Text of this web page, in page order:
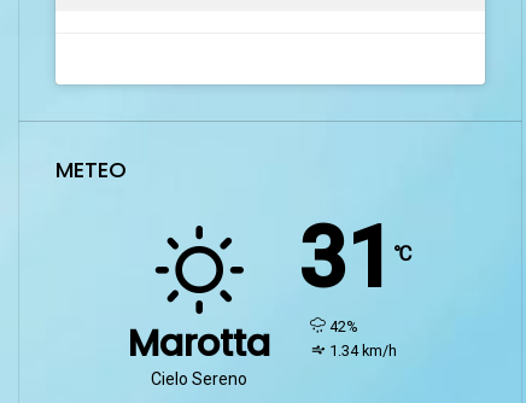
METEO
Marotta
Cielo Sereno
31 ℃
humidity:
42%
wind:
1.34 km/h